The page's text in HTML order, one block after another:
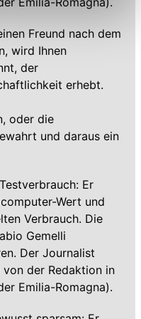
alle
stehen. Sie
in unserer
Freund nach dem
wird Ihnen
der
erhebt.
oder die
und daraus ein
Er
Wert und
Verbrauch. Die
Gemelli
Der Journalist
der Redaktion in
Emilia-Romagna).